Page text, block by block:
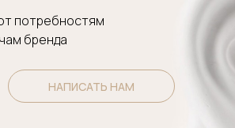
НАПИСАТЬ НАМ
потребностям
бренда